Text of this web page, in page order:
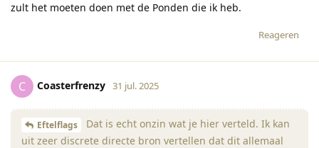
zult het moeten doen met de Ponden die ik heb.
Reageren
C Coasterfrenzy 31 jul. 2025
Eftelflags
Dat is echt onzin wat je hier verteld. Ik kan
uit zeer discrete directe bron vertellen dat dit allemaal